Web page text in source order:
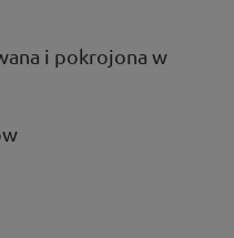
i pokrojona w